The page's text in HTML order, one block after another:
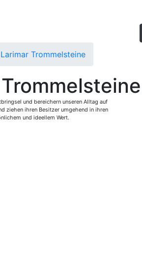
Larimar Trommelsteine
und bereichern unseren Alltag auf
ziehen ihren Besitzer umgehend in ihren
und ideellem Wert.